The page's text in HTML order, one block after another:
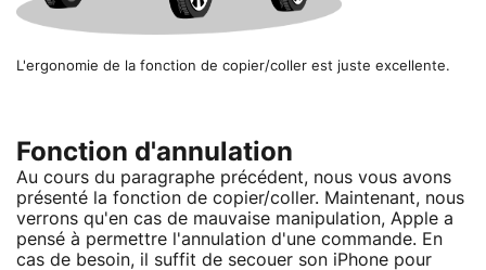
L'ergonomie de la fonction de copier/coller est juste excellente.
Fonction d'annulation
Au cours du paragraphe précédent, nous vous avons
présenté la fonction de copier/coller. Maintenant, nous
verrons qu'en cas de mauvaise manipulation, Apple a
pensé à permettre l'annulation d'une commande. En
cas de besoin, il suffit de secouer son iPhone pour